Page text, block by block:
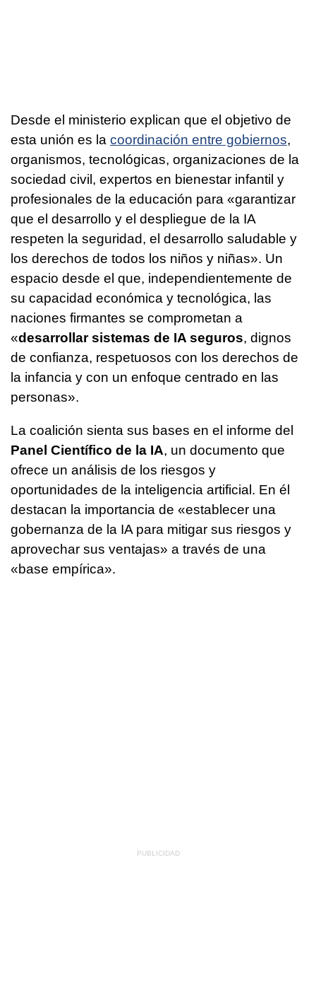
Desde el ministerio explican que el objetivo de
esta unión es la coordinación entre gobiernos,
organismos, tecnológicas, organizaciones de la
sociedad civil, expertos en bienestar infantil y
profesionales de la educación para «garantizar
que el desarrollo y el despliegue de la IA
respeten la seguridad, el desarrollo saludable y
los derechos de todos los niños y niñas». Un
espacio desde el que, independientemente de
su capacidad económica y tecnológica, las
naciones firmantes se comprometan a
«desarrollar sistemas de IA seguros, dignos
de confianza, respetuosos con los derechos de
la infancia y con un enfoque centrado en las
personas».
La coalición sienta sus bases en el informe del
Panel Científico de la IA, un documento que
ofrece un análisis de los riesgos y
oportunidades de la inteligencia artificial. En él
destacan la importancia de «establecer una
gobernanza de la IA para mitigar sus riesgos y
aprovechar sus ventajas» a través de una
«base empírica».